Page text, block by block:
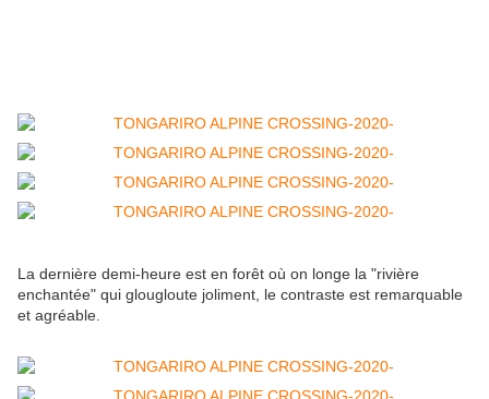
La dernière demi-heure est en forêt où on longe la "rivière
enchantée" qui glougloute joliment, le contraste est remarquable
et agréable.